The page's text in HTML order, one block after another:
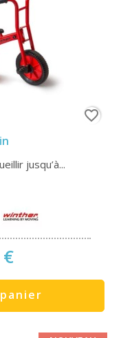
jusqu’à...
favorite_border